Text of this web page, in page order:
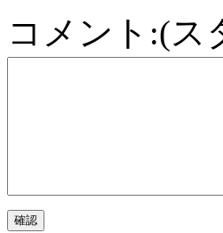
コメント:(ス